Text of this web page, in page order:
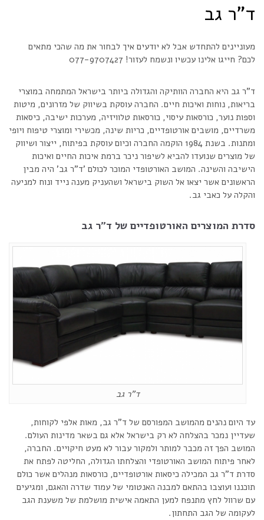
ד"ר גב
מעוניינים להתחדש אבל לא יודעים איך לבחור את מה שהכי מתאים
לכם? חייגו אלינו עכשיו ונשמח לעזור! 077-9707427
ד"ר גב היא החברה הוותיקה והגדולה ביותר בישראל המתמחה במוצרי
בריאות, נוחות ואיכות חיים. החברה עוסקת בשיווק של מזרונים, מיטות
וספות נוער, כורסאות עיסוי, כורסאות טלוויזיה, מערכות ישיבה, כיסאות
משרדיים, מושבים אורטופדיים, כריות שינה, מכשירי ומוצרי טיפוח ויופי
ומתנות. בשנת 1984 הוקמה החברה וכיום עוסקת בפיתוח, ייצור ושיווק
של מוצרים שנועדו להביא לשיפור ניכר ברמת איכות החיים ואיכות
הישיבה והשינה. המושב האורטופדי המוכר לכולם 'ד"ר גב' היה מבין
הראשונים אשר יצאו אל השוק בישראל ושהעניק מענה נייד ונוח למניעה
והקלה על כאבי גב.
סדרת המוצרים האורטופדיים של ד"ר גב
ד"ר גב
עד היום נהנים מהמושב המפורסם של ד"ר גב, מאות אלפי לקוחות,
שעדיין נמכר בהצלחה לא רק בישראל אלא גם בשאר מדינות העולם.
המושב הפך זה מכבר למותר ולמקור עבור לא מעט חיקויים. החברה,
לאחר פיתוח המושב האורטופדי והצלחתו הגדולה, החליטה לפתח את
סדרת ד"ר גב המכילה כיסאות אורטופדיים, כורסאות מנהלים אשר כולם
תוכננו ועוצבו בהתאם למבנה האנטומי של עמוד שדרה והאגם, ומגיעים
עם שרוול לחץ מתנפח למען התאמה אישית מושלמת של משענת הגב
לעקומה של הגב התחתון.